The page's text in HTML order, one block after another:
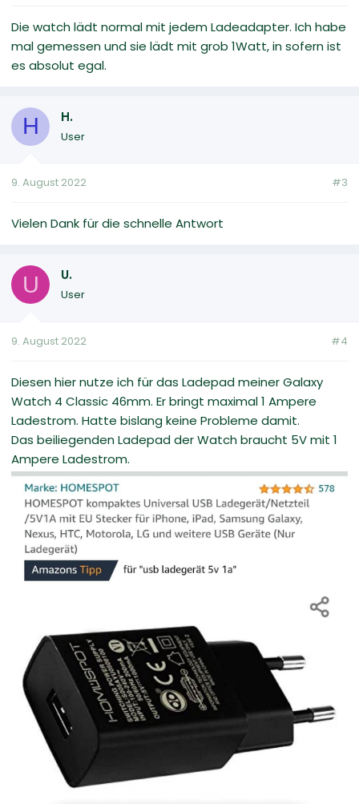
Die watch lädt normal mit jedem Ladeadapter. Ich habe
mal gemessen und sie lädt mit grob 1Watt, in sofern ist
es absolut egal.
H H.
User
9. August 2022 #3
Vielen Dank für die schnelle Antwort
U U.
User
9. August 2022 #4
Diesen hier nutze ich für das Ladepad meiner Galaxy
Watch 4 Classic 46mm. Er bringt maximal 1 Ampere
Ladestrom. Hatte bislang keine Probleme damit.
Das beiliegenden Ladepad der Watch braucht 5V mit 1
Ampere Ladestrom.